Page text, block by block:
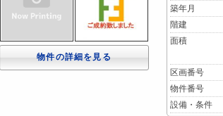
物件の詳細を見る
築年月
階建
面積
区画番号
物件番号
設備・条件